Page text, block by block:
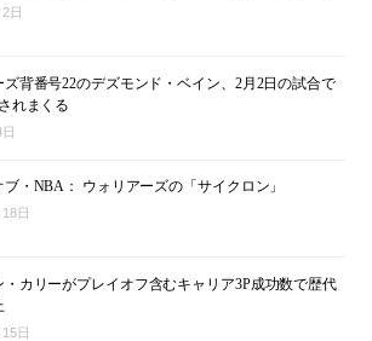
日
ズ背番号22のデズモンド・ベイン、2月2日の試合で
れまくる
・NBA： ウォリアーズの「サイクロン」
日
・カリーがプレイオフ含むキャリア3P成功数で歴代
日